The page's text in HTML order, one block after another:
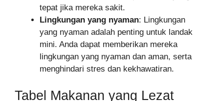
tepat jika mereka sakit.
Lingkungan yang nyaman: Lingkungan
yang nyaman adalah penting untuk landak
mini. Anda dapat memberikan mereka
lingkungan yang nyaman dan aman, serta
menghindari stres dan kekhawatiran.
Tabel Makanan yang Lezat